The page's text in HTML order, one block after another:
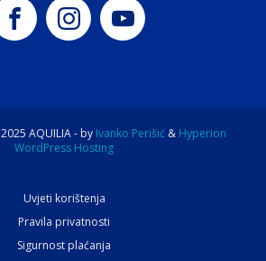
2025 AQUILIA - by Ivanko Perišić & Hyperion
WordPress Hosting
Uvjeti korištenja
Pravila privatnosti
Sigurnost plaćanja